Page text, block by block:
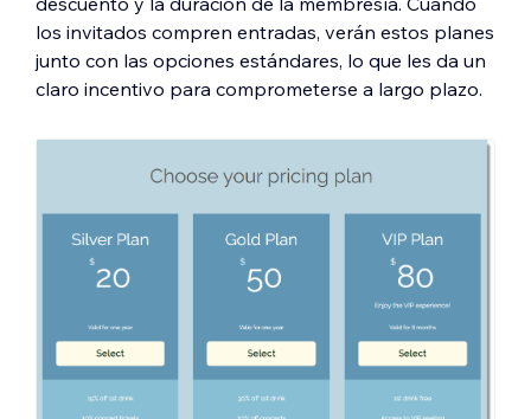
los invitados compren entradas, verán estos planes
junto con las opciones estándares, lo que les da un
claro incentivo para comprometerse a largo plazo.